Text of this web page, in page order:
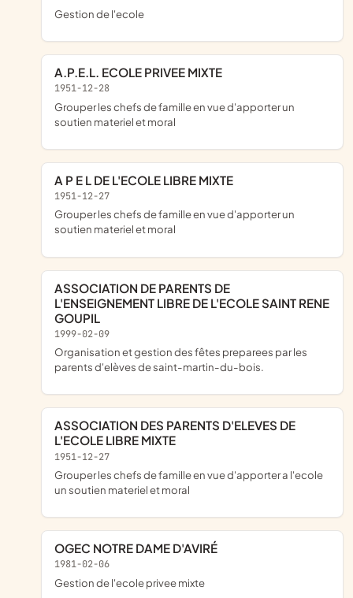
gestion de l'ecole
A.P.E.L. ECOLE PRIVEE MIXTE
1951-12-28
grouper les chefs de famille en vue d'apporter un
soutien materiel et moral
A P E L DE L'ECOLE LIBRE MIXTE
1951-12-27
grouper les chefs de famille en vue d'apporter un
soutien materiel et moral
ASSOCIATION DE PARENTS DE
L'ENSEIGNEMENT LIBRE DE L'ECOLE SAINT RENE
GOUPIL
1999-02-09
organisation et gestion des fêtes preparees par les
parents d'elèves de saint-martin-du-bois.
ASSOCIATION DES PARENTS D'ELEVES DE
L'ECOLE LIBRE MIXTE
1951-12-27
grouper les chefs de famille en vue d'apporter a l'ecole
un soutien materiel et moral
OGEC NOTRE DAME D'AVIRÉ
1981-02-06
gestion de l'ecole privee mixte